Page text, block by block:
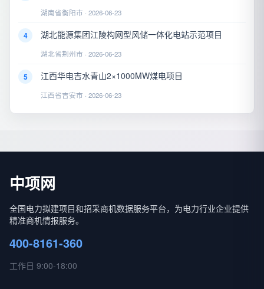
湖南省衡阳市 · 2026-06-23
4 湖北能源集团江陵构网型风储一体化电站示范项目
湖北省荆州市 · 2026-06-23
5 江西华电吉水青山2×1000MW煤电项目
江西省吉安市 · 2026-06-23
中项网
全国电力拟建项目和招采商机数据服务平台，为电力行业企业提供
精准商机情报服务。
400-8161-360
工作日 9:00-18:00